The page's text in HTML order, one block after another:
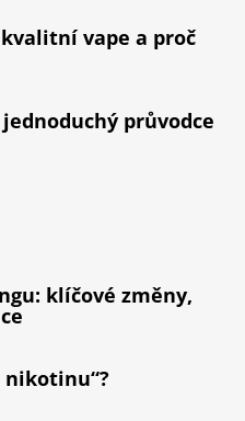
vape a proč
průvodce
klíčové změny,
nikotinu“?